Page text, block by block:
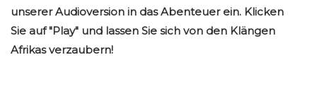
unserer Audioversion in das Abenteuer ein. Klicken
Sie auf "Play" und lassen Sie sich von den Klängen
Afrikas verzaubern!